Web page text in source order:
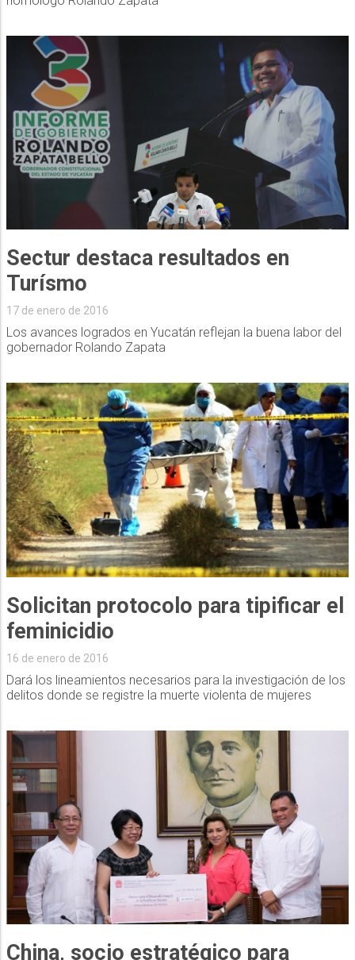
Sectur destaca resultados en
Turísmo
17 de enero de 2016
Los avances logrados en Yucatán reflejan la buena labor del
gobernador Rolando Zapata
Solicitan protocolo para tipificar el
feminicidio
16 de enero de 2016
Dará los lineamientos necesarios para la investigación de los
delitos donde se registre la muerte violenta de mujeres
China, socio estratégico para